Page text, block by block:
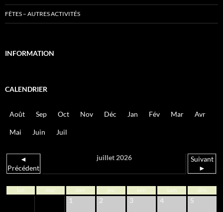
FÊTES – AUTRES ACTIVITÉS
INFORMATION
CALENDRIER
Août Sep Oct Nov Déc Jan Fév Mar Avr
Mai Juin Juil
◄
Précédent
juillet 2026
Suivant
►
lun mar mer jeu ven sam dim
1 2 3 4 5